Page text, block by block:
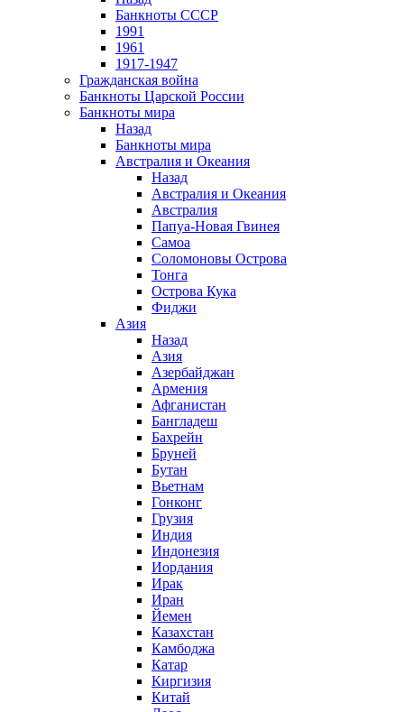
Банкноты СССР
1991
1961
1917-1947
Гражданская война
Банкноты Царской России
Банкноты мира
Назад
Банкноты мира
Австралия и Океания
Назад
Австралия и Океания
Австралия
Папуа-Новая Гвинея
Самоа
Соломоновы Острова
Тонга
Острова Кука
Фиджи
Азия
Назад
Азия
Азербайджан
Армения
Афганистан
Бангладеш
Бахрейн
Бруней
Бутан
Вьетнам
Гонконг
Грузия
Индия
Индонезия
Иордания
Ирак
Иран
Йемен
Казахстан
Камбоджа
Катар
Киргизия
Китай